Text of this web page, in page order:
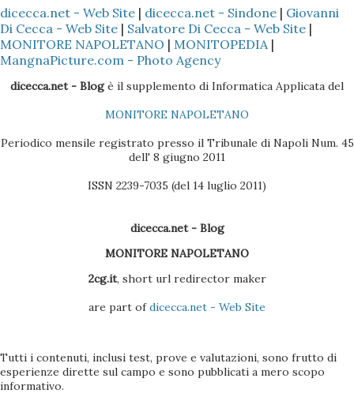
(ovviamente dipende sempre se il cellulare Nokia è il Vostro
o di un Vostro amico) del Nokia con l'Outlook, così che tutti
i dati presenti nella Rubrica siano copiati nella sezione
Contatti dell'Outlook 4 - Scaricare l'ultima versione del
dicecca.net - Web Site | dicecca.net - Sindone | Giovanni
Di Cecca - Web Site | Salvatore Di Cecca - Web Site |
MONITORE NAPOLETANO | MONITOPEDIA |
MangnaPicture.com - Photo Agency
dicecca.net - Blogè il supplemento di Informatica Applicata del
MONITORE NAPOLETANO
Periodico mensile registrato presso il Tribunale di Napoli Num. 45
dell' 8 giugno 2011
ISSN 2239-7035 (del 14 luglio 2011)
dicecca.net - Blog
MONITORE NAPOLETANO
2cg.it, short url redirector maker
are part ofdicecca.net - Web Site
Tutti i contenuti, inclusi test, prove e valutazioni, sono frutto di
esperienze dirette sul campo e sono pubblicati a mero scopo
informativo.